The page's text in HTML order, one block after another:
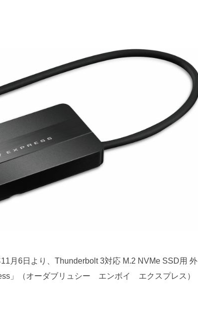
月6日より、Thunderbolt 3対応 M.2 NVMe SSD用 外
」（オーダブリュシー エンボイ エクスプレス）
。